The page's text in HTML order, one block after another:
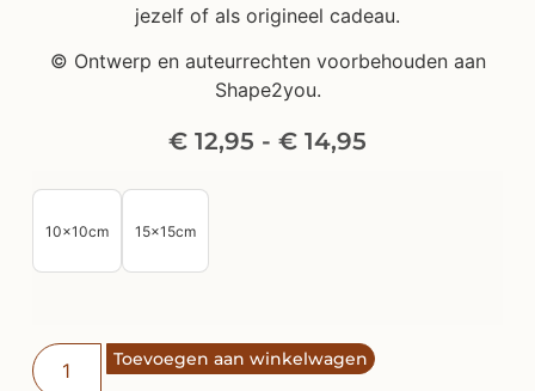
jezelf of als origineel cadeau.
© Ontwerp en auteurrechten voorbehouden aan
Shape2you.
€ 12,95 - € 14,95
10x10cm 15x15cm
Toevoegen aan winkelwagen